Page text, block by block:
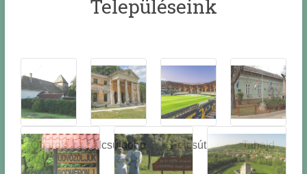
Településeink
Óbarok
Alcsútdobo
z
Felcsút Tabajd